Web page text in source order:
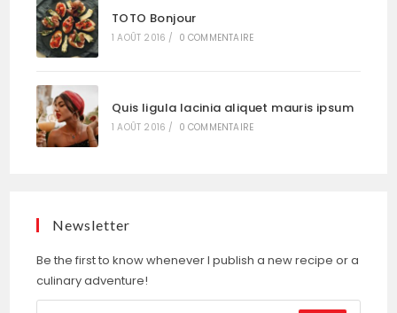
TOTO Bonjour
1 AOÛT 2016 / 0 COMMENTAIRE
Quis ligula lacinia aliquet mauris ipsum
1 AOÛT 2016 / 0 COMMENTAIRE
Newsletter
Be the first to know whenever I publish a new recipe or a
culinary adventure!